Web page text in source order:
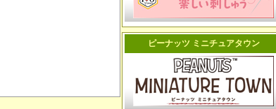
ピーナッツ ミニチュアタウン